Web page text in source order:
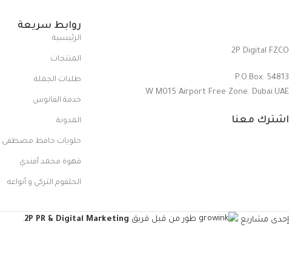
روابط سريعة
الرئيسية
المنتجات
طلبات الجملة
خدمة الفانوس
المدونة
حلويات حافظ مصطفى
قهوة محمد أفندي
الحلقوم التركي و أنواعه
2P Digital FZCO
P.O.Box: 54813
W M015 Airport Free Zone. Dubai.UAE.
اشترك معنا
إحدى مشاريع طور من قبل فريق 2P PR & Digital Marketing
.